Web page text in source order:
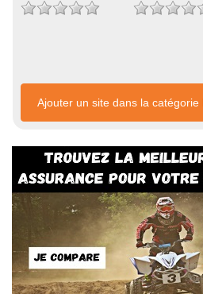
Ajouter un site dans la catégorie